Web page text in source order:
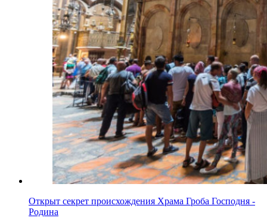
Открыт секрет происхождения Храма Гроба Господня -
Родина